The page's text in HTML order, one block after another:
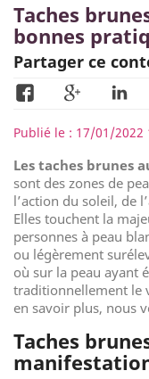
Taches
bonnes
Partager ce
Publié le : 17/01/2022
Les taches brunes
sont des zones de
l’action du soleil, de
Elles touchent la
personnes à peau
ou légèrement
où sur la peau ayant
traditionnellement le
en savoir plus, nous
Taches